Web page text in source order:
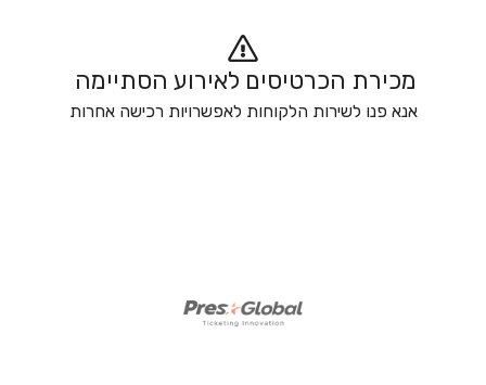
מכירת הכרטיסים לאירוע הסתיימה
אנא פנו לשירות הלקוחות לאפשרויות רכישה אחרות